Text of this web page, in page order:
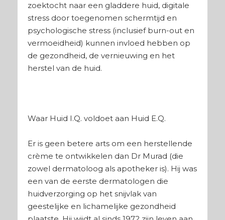
zoektocht naar een gladdere huid, digitale
stress door toegenomen schermtijd en
psychologische stress (inclusief burn-out en
vermoeidheid) kunnen invloed hebben op
de gezondheid, de vernieuwing en het
herstel van de huid.
Waar Huid I.Q. voldoet aan Huid E.Q.
Er is geen betere arts om een herstellende
crème te ontwikkelen dan Dr Murad (die
zowel dermatoloog als apotheker is). Hij was
een van de eerste dermatologen die
huidverzorging op het snijvlak van
geestelijke en lichamelijke gezondheid